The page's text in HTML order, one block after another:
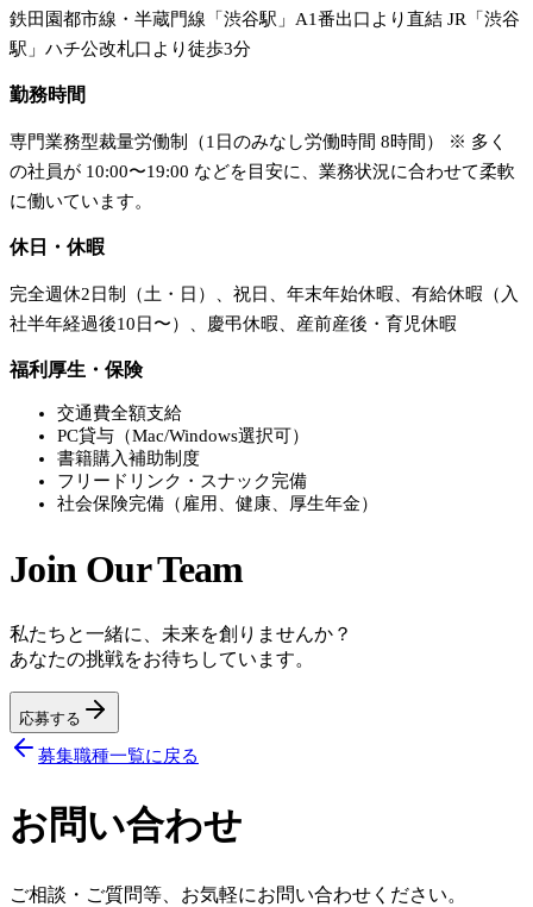
鉄田園都市線・半蔵門線「渋谷駅」A1番出口より直結 JR「渋谷
駅」ハチ公改札口より徒歩3分
勤務時間
専門業務型裁量労働制（1日のみなし労働時間 8時間） ※ 多く
の社員が 10:00〜19:00 などを目安に、業務状況に合わせて柔軟
に働いています。
休日・休暇
完全週休2日制（土・日）、祝日、年末年始休暇、有給休暇（入
社半年経過後10日〜）、慶弔休暇、産前産後・育児休暇
福利厚生・保険
交通費全額支給
PC貸与（Mac/Windows選択可）
書籍購入補助制度
フリードリンク・スナック完備
社会保険完備（雇用、健康、厚生年金）
Join Our Team
私たちと一緒に、未来を創りませんか？
あなたの挑戦をお待ちしています。
応募する
募集職種一覧に戻る
お問い合わせ
ご相談・ご質問等、お気軽にお問い合わせください。